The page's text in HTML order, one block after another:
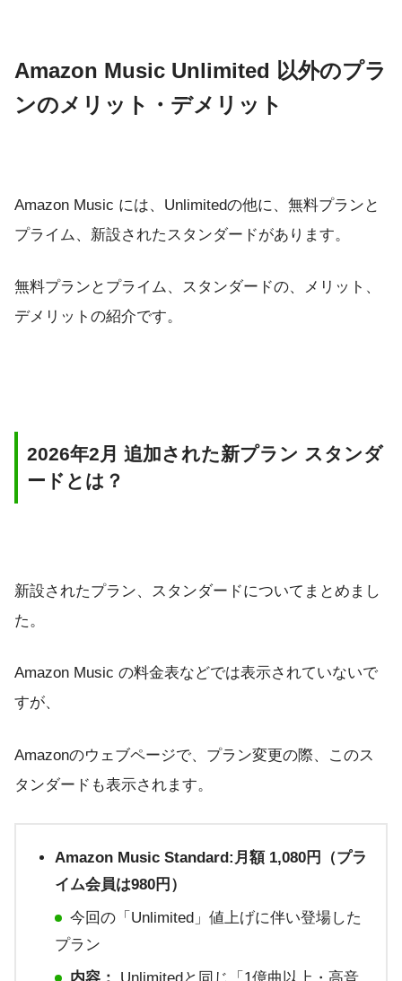
Amazon Music Unlimited 以外のプラ
ンのメリット・デメリット
Amazon Music には、Unlimitedの他に、無料プランと
プライム、新設されたスタンダードがあります。
無料プランとプライム、スタンダードの、メリット、
デメリットの紹介です。
2026年2月 追加された新プラン スタンダ
ードとは？
新設されたプラン、スタンダードについてまとめまし
た。
Amazon Music の料金表などでは表示されていないで
すが、
Amazonのウェブページで、プラン変更の際、このス
タンダードも表示されます。
Amazon Music Standard:月額 1,080円（プラ
イム会員は980円）
今回の「Unlimited」値上げに伴い登場した
プラン